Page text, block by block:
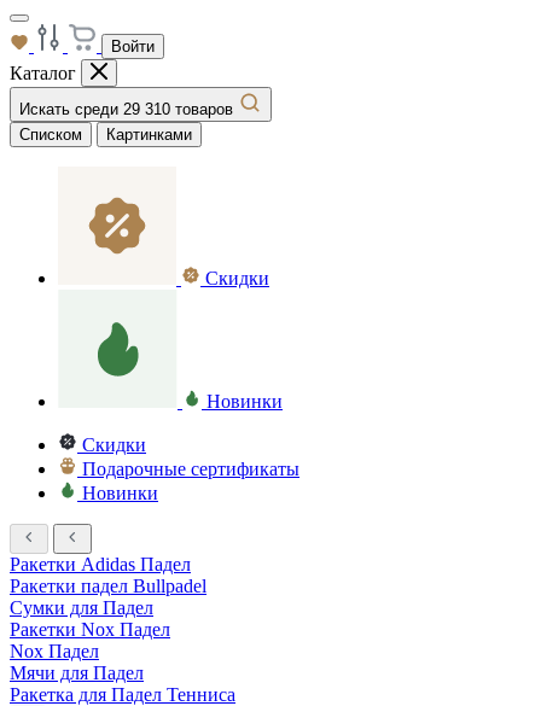
Войти
Каталог
Искать среди 29 310 товаров
Списком
Картинками
Скидки
Новинки
Скидки
Подарочные сертификаты
Новинки
Ракетки Adidas Падел
Ракетки падел Bullpadel
Сумки для Падел
Ракетки Nox Падел
Nox Падел
Мячи для Падел
Ракетка для Падел Тенниса